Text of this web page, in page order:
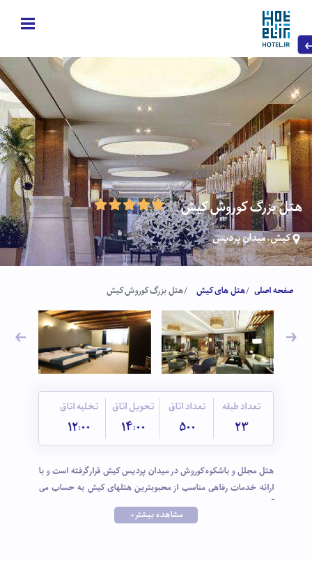
هتل بزرگ کوروش کیش
کیش، میدان پردیس
صفحه اصلی هتل های کیش هتل بزرگ کوروش کیش
هتل مجلل‌ و باشکوه‌ کوروش در میدان پردیس کیش قرار گرفته است و با
ارائه خدمات رفاهی مناسب از محبوبترین هتلهای کیش به حساب می
آید. هتل دارای موقعیت مکانی فوق العاده ای است که به مهمانان این
امکان را می دهد به راحتی به مراکز تفریحی و تجاری و دریا دسترسی
مشاهده بیشتر +
تعداد طبقه
23
تعداد اتاق
500
تحویل اتاق
14:00
تخلیه اتاق
12:00